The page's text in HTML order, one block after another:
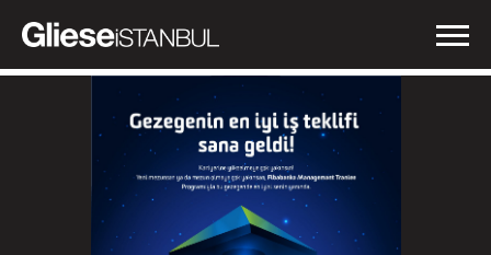
İŞLERİMİZ
NEDEN GLIESE?